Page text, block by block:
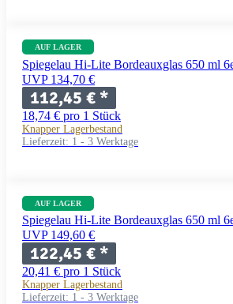
AUF LAGER
Spiegelau Hi-Lite Bordeauxglas 650 ml
UVP 134,70 €
112,45 € *
18,74 € pro 1 Stück
Knapper Lagerbestand
Lieferzeit: 1 - 3 Werktage
AUF LAGER
Spiegelau Hi-Lite Bordeauxglas 650 ml
UVP 149,60 €
122,45 € *
20,41 € pro 1 Stück
Knapper Lagerbestand
Lieferzeit: 1 - 3 Werktage